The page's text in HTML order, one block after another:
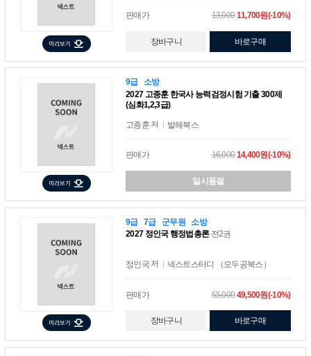
판매가 13,00011,700원(-10%)
장바구니 바로구매
9급
소방
2027 고종훈 한국사 능력검정시험 기출 300제
(심화1,2,3급)
고종훈 저 발해북스
판매가 16,00014,400원(-10%)
일시품절
9급 7급 군무원
소방
2027 정인국 행정법총론 전2권
정인국 저 넥스트스터디 （모두공북스）
판매가 55,00049,500원(-10%)
장바구니 바로구매